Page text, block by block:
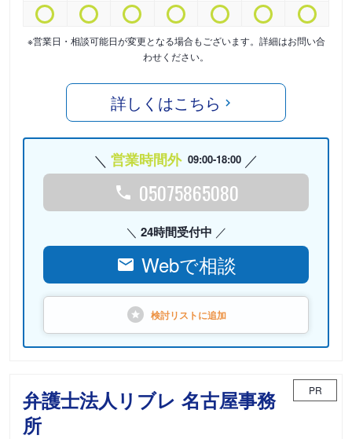
※営業日・相談可能日が変更となる場合もございます。詳細はお問い合
わせください。
詳しくはこちら
営業時間外 09:00-18:00
05075865080
24時間受付中
Webで相談
検討リストに追加
弁護士法人リブレ 名古屋事務
所
PR